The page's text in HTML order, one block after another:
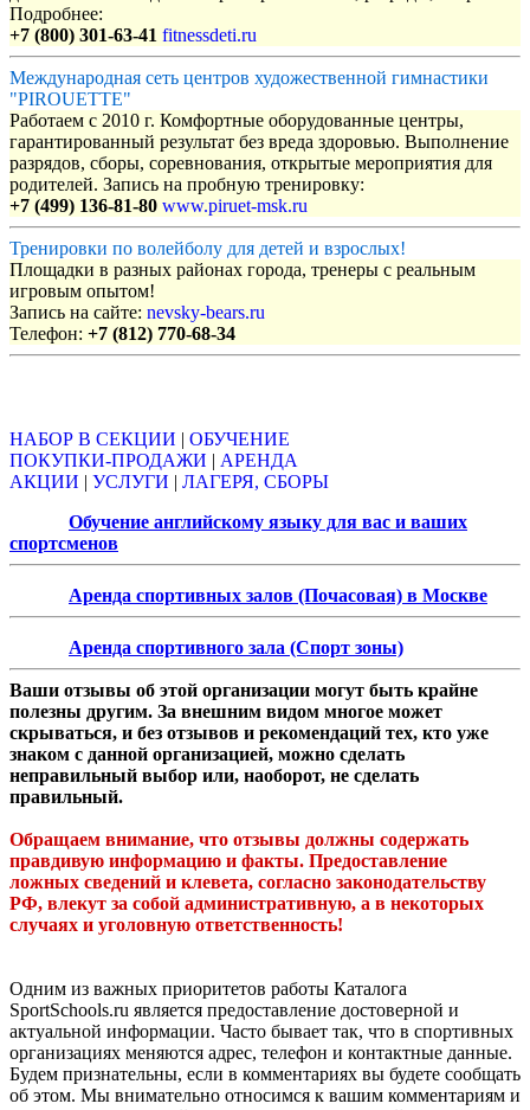
Подробнее:
+7 (800) 301-63-41 fitnessdeti.ru
Международная сеть центров художественной гимнастики
"PIROUETTE"
Работаем с 2010 г. Комфортные оборудованные центры,
гарантированный результат без вреда здоровью. Выполнение
разрядов, сборы, соревнования, открытые мероприятия для
родителей. Запись на пробную тренировку:
+7 (499) 136-81-80 www.piruet-msk.ru
Тренировки по волейболу для детей и взрослых!
Площадки в разных районах города, тренеры с реальным
игровым опытом!
Запись на сайте: nevsky-bears.ru
Телефон: +7 (812) 770-68-34
НАБОР В СЕКЦИИ | ОБУЧЕНИЕ
ПОКУПКИ-ПРОДАЖИ | АРЕНДА
АКЦИИ | УСЛУГИ | ЛАГЕРЯ, СБОРЫ
Обучение английскому языку для вас и ваших
спортсменов
Аренда спортивных залов (Почасовая) в Москве
Аренда спортивного зала (Спорт зоны)
Ваши отзывы об этой организации могут быть крайне
полезны другим. За внешним видом многое может
скрываться, и без отзывов и рекомендаций тех, кто уже
знаком с данной организацией, можно сделать
неправильный выбор или, наоборот, не сделать
правильный.
Обращаем внимание, что отзывы должны содержать
правдивую информацию и факты. Предоставление
ложных сведений и клевета, согласно законодательству
РФ, влекут за собой административную, а в некоторых
случаях и уголовную ответственность!
Одним из важных приоритетов работы Каталога
SportSchools.ru является предоставление достоверной и
актуальной информации. Часто бывает так, что в спортивных
организациях меняются адрес, телефон и контактные данные.
Будем признательны, если в комментариях вы будете сообщать
об этом. Мы внимательно относимся к вашим комментариям и